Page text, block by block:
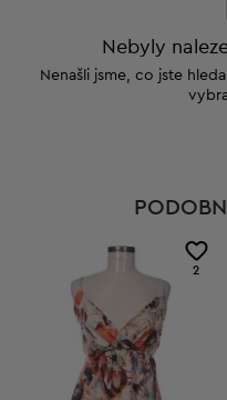
Nebyly
Nenašli jsme, co jste
2